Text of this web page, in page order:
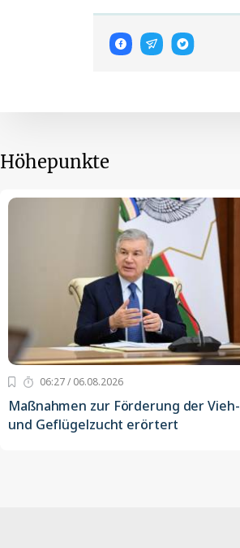
Höhepunkte
06:27 / 06.08.2026
Maßnahmen zur Förderung der Vieh-
und Geflügelzucht erörtert